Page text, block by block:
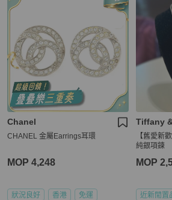
Chanel
CHANEL 金屬Earrings耳環
MOP 4,248
狀況良好 香港 免運
Tiffany
【舊愛新
純銀項鍊
MOP
近新閒置